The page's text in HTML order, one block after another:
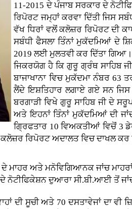
11-2015 ਦੇ ਪੰਜਾਬ ਸਰਕਾਰ ਦੇ
ਰਿਪੋਰਟ ਜਮ੍ਹਾਂ ਕਰਵਾ ਦਿੱਤੀ ਜਿਸ
ਵੱਖ ਧਿਰਾਂ ਵਲੋਂ ਕਲੋਜ਼ਰ ਰਿਪੋਰਟ ਦੀ
ਸਬੰਧੀ ਫੈਸਲਾ ਤਿੰਨਾਂ ਮੁਕੱਦਮਿਆਂ ਦੇ
2019 ਲਈ ਮੁਲਤਵੀ ਕਰ ਦਿੱਤਾ ਗਿਆ।
ਜਿਕਰਯੋਗ ਹੈ ਕਿ ਗੁਰੂ ਗ੍ਰੰਥ ਸਾਹਿਬ
ਬਾਜਾਖਾਨਾ ਵਿਚ ਮੁਕੱਦਮਾ ਨੰਬਰ 63
ਲੈਂਦੇ ਇਸ਼ਤਿਹਾਰ ਲਗਾਏ ਗਏ ਸਨ
ਬਰਗਾੜੀ ਵਿਖੇ ਗੁਰੂ ਸਾਹਿਬ ਜੀ ਦੇ
ਅਤੇ ਇਹਨਾਂ ਤਿੰਨਾਂ ਮੁਕੱਦਮਿਆਂ ਦੀ
ਗ੍ਰਿਫਤਾਰ 10 ਵਿਅਕਤੀਆਂ ਵਿਚੋਂ 3
ਕਲੋਜ਼ਰ ਰਿਪੋਰਟ ਅਦਾਲਤ ਵਿਚ ਦਾਖਲ
ਦੇ ਮਾਹਰ ਅਤੇ ਮਨੋਵਿਗਿਆਨਕ ਜਾਂਚ
ਨੋਟੀਫਿਕੇਸ਼ਨ ਦੁਆਰਾ ਸੀ.ਬੀ.ਆਈ ਤੋਂ
ਦੀ ਸੂਚੀ ਅਤੇ 70 ਦਸਤਾਵੇਜਾਂ ਦਾ